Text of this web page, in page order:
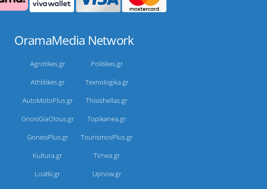
OramaMedia Network
Agrotikes.gr
Politikes.gr
Athlitikes.gr
Texnologika.gr
AutoMotoPlus.gr
Thisishellas.gr
GnosiGiaOlous.gr
Topikanea.gr
GoneisPlus.gr
TourismosPlus.gr
Kultura.gr
TVnea.gr
Loatki.gr
Upnow.gr